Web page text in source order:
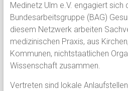
Medinetz Ulm e.V. engagiert sich
Bundesarbeitsgruppe (BAG)
diesem Netzwerk arbeiten
medizinischen Praxis, aus
Kommunen, nichtstaatlichen
Wissenschaft zusammen.
Vertreten sind lokale